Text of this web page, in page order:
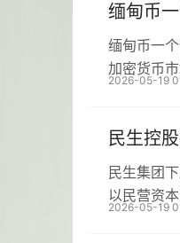
缅甸币
缅甸币一
加密货币
2026-05-19
民生控
民生集团
以民营资
2026-05-19